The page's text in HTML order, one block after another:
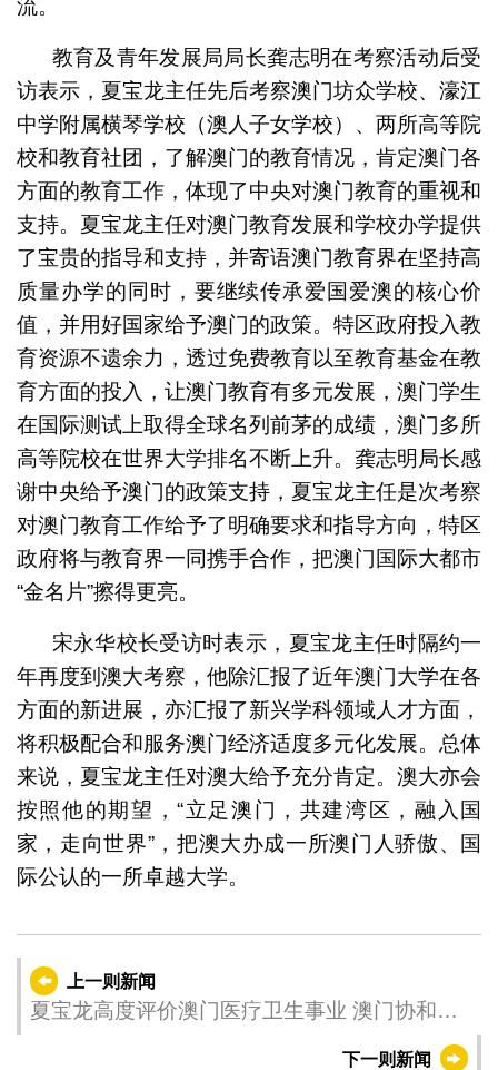
流。
教育及青年发展局局长龚志明在考察活动后受
访表示，夏宝龙主任先后考察澳门坊众学校、濠江
中学附属横琴学校（澳人子女学校）、两所高等院
校和教育社团，了解澳门的教育情况，肯定澳门各
方面的教育工作，体现了中央对澳门教育的重视和
支持。夏宝龙主任对澳门教育发展和学校办学提供
了宝贵的指导和支持，并寄语澳门教育界在坚持高
质量办学的同时，要继续传承爱国爱澳的核心价
值，并用好国家给予澳门的政策。特区政府投入教
育资源不遗余力，透过免费教育以至教育基金在教
育方面的投入，让澳门教育有多元发展，澳门学生
在国际测试上取得全球名列前茅的成绩，澳门多所
高等院校在世界大学排名不断上升。龚志明局长感
谢中央给予澳门的政策支持，夏宝龙主任是次考察
对澳门教育工作给予了明确要求和指导方向，特区
政府将与教育界一同携手合作，把澳门国际大都市
“金名片”擦得更亮。
宋永华校长受访时表示，夏宝龙主任时隔约一
年再度到澳大考察，他除汇报了近年澳门大学在各
方面的新进展，亦汇报了新兴学科领域人才方面，
将积极配合和服务澳门经济适度多元化发展。总体
来说，夏宝龙主任对澳大给予充分肯定。澳大亦会
按照他的期望，“立足澳门，共建湾区，融入国
家，走向世界”，把澳大办成一所澳门人骄傲、国
际公认的一所卓越大学。
上一则新闻
夏宝龙高度评价澳门医疗卫生事业 澳门协和医
下一则新闻